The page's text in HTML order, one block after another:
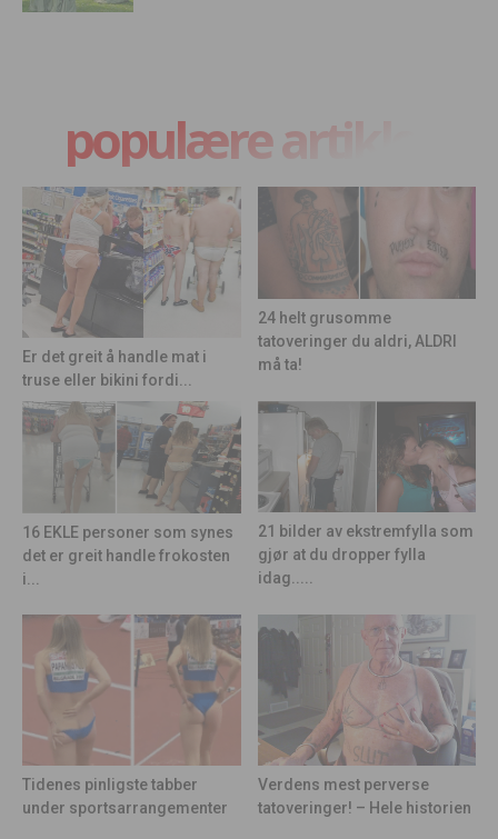
populære artikler
Er det greit å handle mat i
truse eller bikini fordi...
24 helt grusomme
tatoveringer du aldri, ALDRI
må ta!
16 EKLE personer som synes
det er greit handle frokosten
i...
21 bilder av ekstremfylla som
gjør at du dropper fylla
idag.....
Tidenes pinligste tabber
under sportsarrangementer
Verdens mest perverse
tatoveringer! – Hele historien